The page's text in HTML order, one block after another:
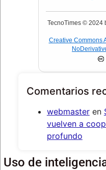
TecnoTimes ©
Creative Commons
Comentarios
webmasteren
vuelven a
profundo
Uso de